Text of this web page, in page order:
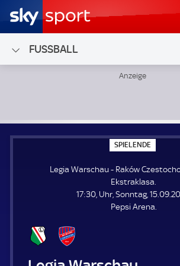
FUSSBALL
SPIELENDE
P
E
E
N
E
Legia Warschau - Raków
Ekstraklasa.
17:30, Uhr, Sonntag,
Pepsi Arena.